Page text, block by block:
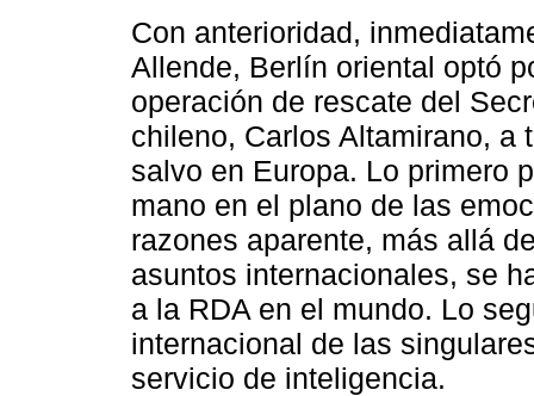
Con anterioridad,
Allende, Berlín oriental optó
operación de rescate del
chileno, Carlos Altamirano, a
salvo en Europa. Lo primero
mano en el plano de las
razones aparente, más allá
asuntos internacionales, se
a la RDA en el mundo. Lo
internacional de las
servicio de inteligencia.